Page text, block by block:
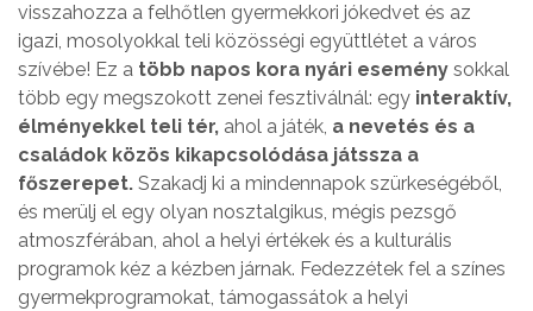
visszahozza a felhőtlen gyermekkori jókedvet és az
igazi, mosolyokkal teli közösségi együttlétet a város
szívébe! Ez a több napos kora nyári esemény sokkal
több egy megszokott zenei fesztiválnál: egy interaktív,
élményekkel teli tér, ahol a játék, a nevetés és a
családok közös kikapcsolódása játssza a
főszerepet. Szakadj ki a mindennapok szürkeségéből,
és merülj el egy olyan nosztalgikus, mégis pezsgő
atmoszférában, ahol a helyi értékek és a kulturális
programok kéz a kézben járnak. Fedezzétek fel a színes
gyermekprogramokat, támogassátok a helyi